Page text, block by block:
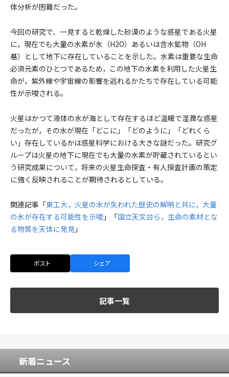
体分析が困難だった。
今回の研究で、一見すると乾燥した砂漠のような惑星である火星
に，現在でも大量の水素が氷（H2O）あるいは含水鉱物（OH
基）として地下に存在していることを示した。水素は重要な生命
必須元素のひとつであるため，この地下の水素を利用した火星生
命が，紫外線や宇宙線の影響を逃れるかたちで存在している可能
性が示唆される。
火星はかつて液体の水が海として存在するほど温暖で湿潤な惑星
だったが，その水が現在「どこに」「どのように」「どれくら
い」存在しているかは惑星科学における大きな謎だった。研究グ
ループは火星の地下に現在でも大量の水素が貯蔵されているとい
う研究成果について，将来の火星生命探査・有人探査計画の策定
に強く反映されることが期待されるとしている。
関連記事「東工大，火星の水が失われた歴史の解明と共に，大量
の氷が存在する可能性を示唆 」「国立天文台ら，生命の素材とな
る物質を天体に発見 」
ポスト シェア
記事一覧
新着ニュース